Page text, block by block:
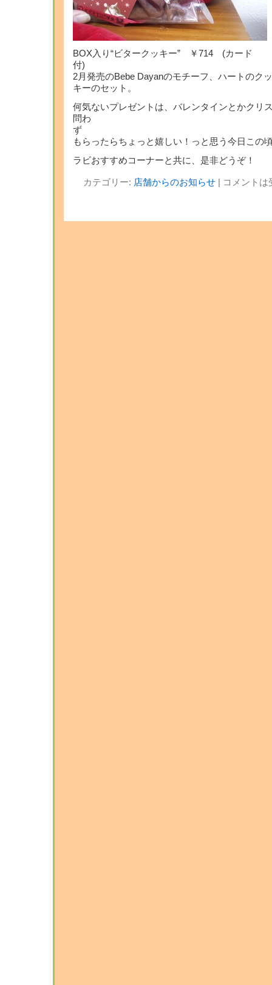
BOX入り“ビタークッキー” ￥714 (カード
2月発売のBebe Dayanのモチーフ、ハートのク
キーのセット。
何気ないプレゼントは、バレンタインとかクリ
問わ
もらったらちょっと嬉しい！っと思う今日この
ラビおすすめコーナーと共に、是非どうぞ！
カテゴリー: 店舗からのお知らせ コメントは